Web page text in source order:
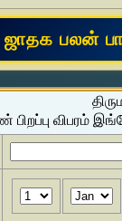
விபரம்